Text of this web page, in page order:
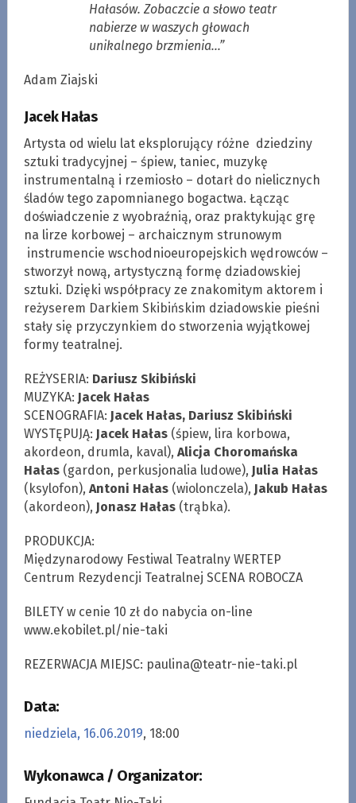
Hałasów. Zobaczcie a słowo teatr
nabierze w waszych głowach
unikalnego brzmienia…”
Adam Ziajski
Jacek Hałas
Artysta od wielu lat eksplorujący różne dziedziny
sztuki tradycyjnej – śpiew, taniec, muzykę
instrumentalną i rzemiosło – dotarł do nielicznych
śladów tego zapomnianego bogactwa. Łącząc
doświadczenie z wyobraźnią, oraz praktykując grę
na lirze korbowej – archaicznym strunowym
instrumencie wschodnioeuropejskich wędrowców –
stworzył nową, artystyczną formę dziadowskiej
sztuki. Dzięki współpracy ze znakomitym aktorem i
reżyserem Darkiem Skibińskim dziadowskie pieśni
stały się przyczynkiem do stworzenia wyjątkowej
formy teatralnej.
REŻYSERIA: Dariusz Skibiński
MUZYKA: Jacek Hałas
SCENOGRAFIA: Jacek Hałas, Dariusz Skibiński
WYSTĘPUJĄ: Jacek Hałas(śpiew, lira korbowa,
akordeon, drumla, kaval), Alicja Choromańska
Hałas(gardon, perkusjonalia ludowe), Julia Hałas
(ksylofon), Antoni Hałas(wiolonczela), Jakub Hałas
(akordeon), Jonasz Hałas(trąbka).
PRODUKCJA:
Międzynarodowy Festiwal Teatralny WERTEP
Centrum Rezydencji Teatralnej SCENA ROBOCZA
BILETY w cenie 10 zł do nabycia on-line
www.ekobilet.pl/nie-taki
REZERWACJA MIEJSC: paulina@teatr-nie-taki.pl
Data:
niedziela, 16.06.2019, 18:00
Wykonawca / Organizator: